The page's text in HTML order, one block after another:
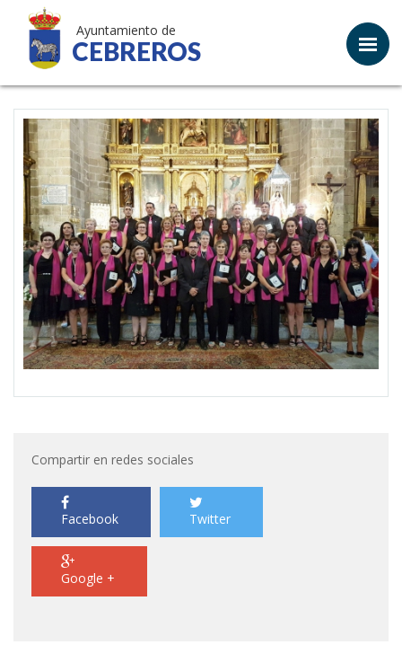
Ayuntamiento de
CEBREROS
Compartir en redes sociales
Facebook Twitter
Google +